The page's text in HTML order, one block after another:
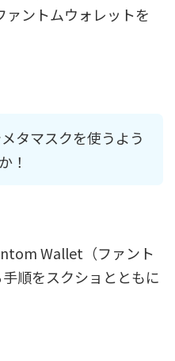
ァントムウォレットを
タマスクを使うよう
！
Wallet（ファント
順をスクショとともに